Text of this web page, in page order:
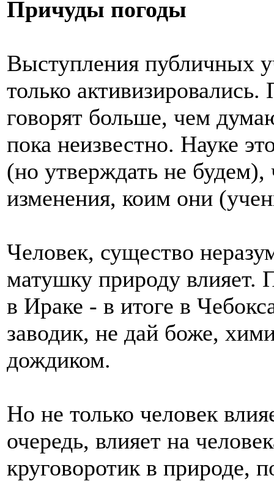
Причуды погоды
Выступления публичных
только
говорят больше, чем
пока неизвестно. Науке
(но утверждать не
изменения, коим они
Человек, существо
матушку природу влияет.
в Ираке - в итоге в
заводик, не дай боже,
дождиком.
Но не только человек
очередь, влияет на
круговоротик в природе,